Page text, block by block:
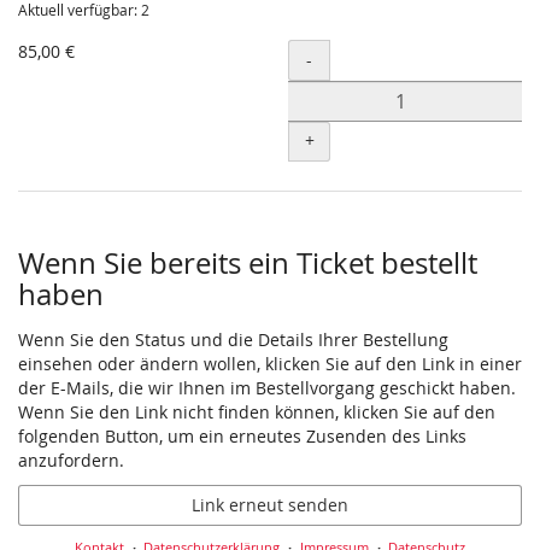
Aktuell verfügbar: 2
85,00 € Menge
-
+
Wenn Sie bereits ein Ticket bestellt
haben
Wenn Sie den Status und die Details Ihrer Bestellung
einsehen oder ändern wollen, klicken Sie auf den Link in einer
der E-Mails, die wir Ihnen im Bestellvorgang geschickt haben.
Wenn Sie den Link nicht finden können, klicken Sie auf den
folgenden Button, um ein erneutes Zusenden des Links
anzufordern.
Link erneut senden